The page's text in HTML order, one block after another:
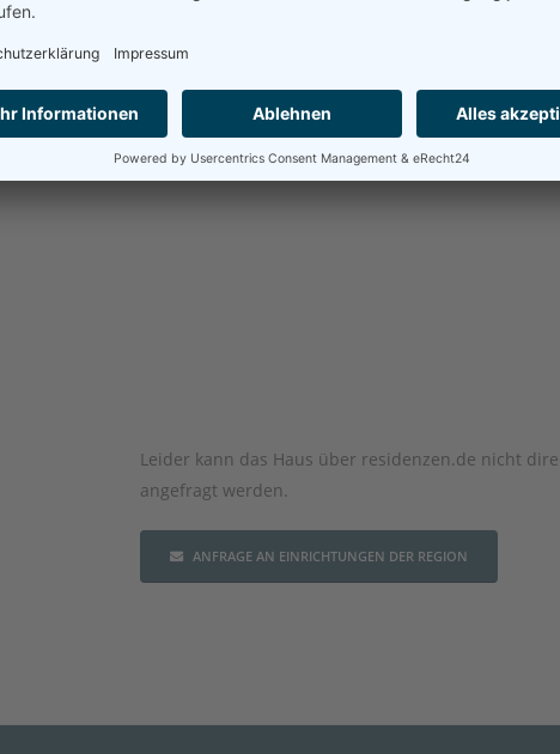
Leider kann das Haus über residenzen.de nicht
angefragt werden.
ANFRAGE AN EINRICHTUNGEN DER REGION